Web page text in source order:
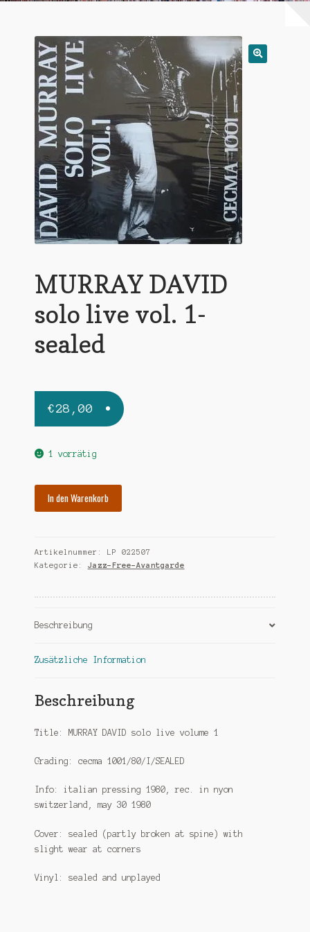
Mein Konto
MURRAY DAVID
solo live vol. 1-
sealed
€28,00
1 vorrätig
vol.
1-
Menge
In den Warenkorb
Artikelnummer: LP 022507
Kategorie: Jazz-Free-Avantgarde
Beschreibung
Zusätzliche Information
Beschreibung
Title: MURRAY DAVID solo live volume 1
Grading: cecma 1001/80/I/SEALED
Info: italian pressing 1980, rec. in nyon
switzerland, may 30 1980
Cover: sealed (partly broken at spine) with
slight wear at corners
Vinyl: sealed and unplayed